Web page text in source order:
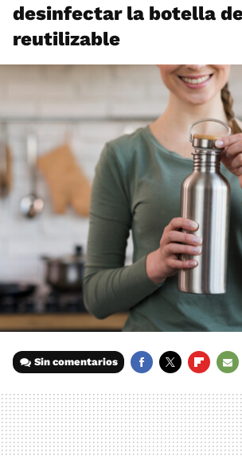
desinfectar la botella
reutilizable
Sin comentarios
MAIL